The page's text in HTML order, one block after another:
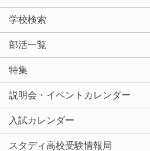
学校検索
部活一覧
特集
説明会・イベントカレンダー
入試カレンダー
スタディ高校受験情報局